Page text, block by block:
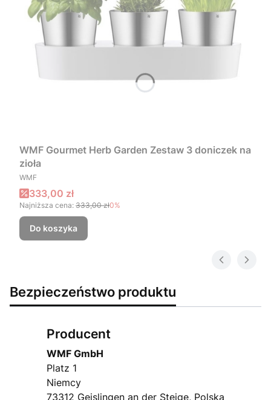
WMF Gourmet Herb Garden Zestaw 3 doniczek na
zioła
PRODUCENT
WMF
Cena promocyjna
333,00 zł
Najniższa cena: 333,00 zł0%
Do koszyka
Bezpieczeństwo produktu
Producent
WMF GmbH
Platz 1
Niemcy
73312 Geislingen an der Steige, Polska